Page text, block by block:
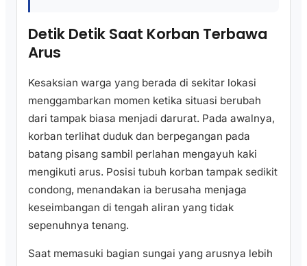
Detik Detik Saat Korban Terbawa
Arus
Kesaksian warga yang berada di sekitar lokasi
menggambarkan momen ketika situasi berubah
dari tampak biasa menjadi darurat. Pada awalnya,
korban terlihat duduk dan berpegangan pada
batang pisang sambil perlahan mengayuh kaki
mengikuti arus. Posisi tubuh korban tampak sedikit
condong, menandakan ia berusaha menjaga
keseimbangan di tengah aliran yang tidak
sepenuhnya tenang.
Saat memasuki bagian sungai yang arusnya lebih